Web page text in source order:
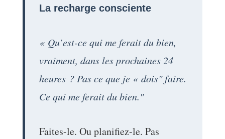
La recharge consciente
« Qu’est-ce qui me ferait du bien,
vraiment, dans les prochaines 24
heures ? Pas ce que je « dois" faire.
Ce qui me ferait du bien."
Faites-le. Ou planifiez-le. Pas